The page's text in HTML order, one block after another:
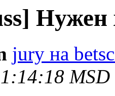
Нужен
jury на
MSD